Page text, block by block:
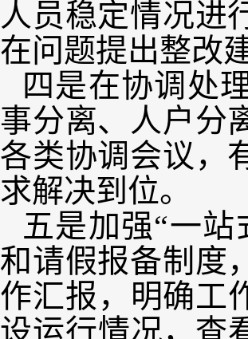
人员稳定情况进
在问题提出整改
四是在协调处
事分离、人户分
各类协调会议，
求解决到位。
五是加强“一
和请假报备制度
作汇报，明确工
设运行情况，查